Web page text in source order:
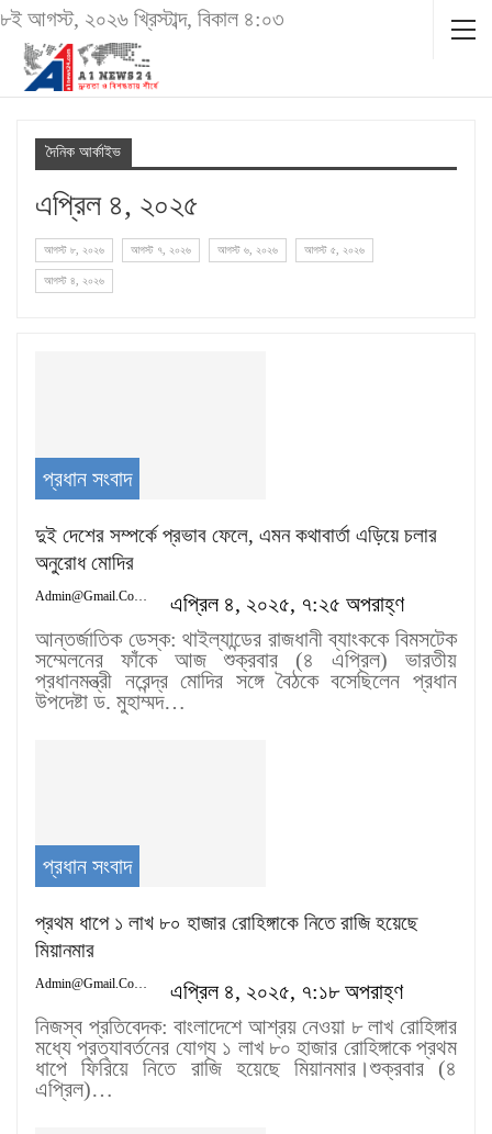
৮ই আগস্ট, ২০২৬ খ্রিস্টাব্দ, বিকাল ৪:০৩
দৈনিক আর্কাইভ
এপ্রিল ৪, ২০২৫
আগস্ট ৮, ২০২৬ আগস্ট ৭, ২০২৬ আগস্ট ৬, ২০২৬ আগস্ট ৫, ২০২৬
আগস্ট ৪, ২০২৬
প্রধান সংবাদ
দুই দেশের সম্পর্কে প্রভাব ফেলে, এমন কথাবার্তা এড়িয়ে চলার
অনুরোধ মোদির
এপ্রিল ৪, ২০২৫, ৭:২৫ অপরাহ্ণ
আন্তর্জাতিক ডেস্ক: থাইল্যান্ডের রাজধানী ব্যাংককে বিমসটেক
সম্মেলনের ফাঁকে আজ শুক্রবার (৪ এপ্রিল) ভারতীয়
প্রধানমন্ত্রী নরেন্দ্র মোদির সঙ্গে বৈঠকে বসেছিলেন প্রধান
উপদেষ্টা ড. মুহাম্মদ…
প্রধান সংবাদ
প্রথম ধাপে ১ লাখ ৮০ হাজার রোহিঙ্গাকে নিতে রাজি হয়েছে
মিয়ানমার
Admin@gmail.com
এপ্রিল ৪, ২০২৫, ৭:১৮ অপরাহ্ণ
নিজস্ব প্রতিবেদক: বাংলাদেশে আশ্রয় নেওয়া ৮ লাখ রোহিঙ্গার
মধ্যে প্রত্যাবর্তনের যোগ্য ১ লাখ ৮০ হাজার রোহিঙ্গাকে প্রথম
ধাপে ফিরিয়ে নিতে রাজি হয়েছে মিয়ানমার।শুক্রবার (৪
এপ্রিল)…